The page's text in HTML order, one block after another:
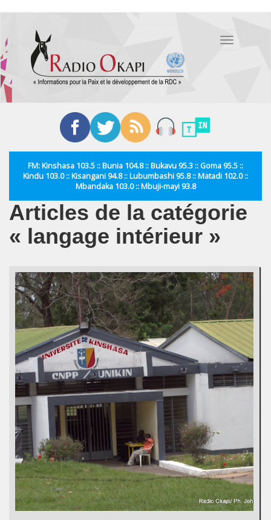
contenu
principal
Toggle
FM: Kinshasa 103.5 :: Bunia 104.8 :: Bukavu 95.3 :: Goma 95.5 ::
Kindu 103.0 :: Kisangani 94.8 :: Lubumbashi 95.8 :: Matadi 102.0 ::
Mbandaka 103.0 :: Mbuji-mayi 93.8
Articles de la catégorie
« langage intérieur »